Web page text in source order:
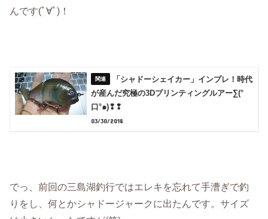
んです(ﾟ∀ﾟ)！
「シャドーシェイカー」インプレ！時代
が産んだ究極の3Dプリンティングルアー∑(°
口°๑)❢❢
03/30/2018
でっ、前回の三島湖釣行ではエレキを忘れて手漕ぎで釣
りをし、何とかシャドージャークに出たんです。サイズ